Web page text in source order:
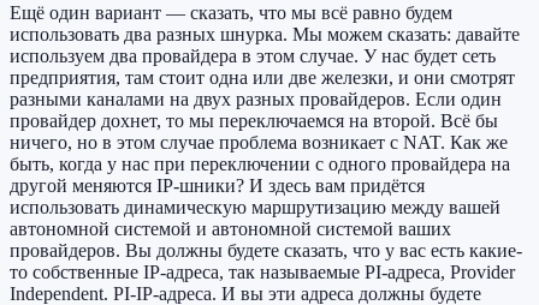
Ещё один вариант — сказать, что мы всё равно будем
использовать два разных шнурка. Мы можем сказать: давайте
используем два провайдера в этом случае. У нас будет сеть
предприятия, там стоит одна или две железки, и они смотрят
разными каналами на двух разных провайдеров. Если один
провайдер дохнет, то мы переключаемся на второй. Всё бы
ничего, но в этом случае проблема возникает с NAT. Как же
быть, когда у нас при переключении с одного провайдера на
другой меняются IP-шники? И здесь вам придётся
использовать динамическую маршрутизацию между вашей
автономной системой и автономной системой ваших
провайдеров. Вы должны будете сказать, что у вас есть какие-
то собственные IP-адреса, так называемые PI-адреса, Provider
Independent. PI-IP-адреса. И вы эти адреса должны будете